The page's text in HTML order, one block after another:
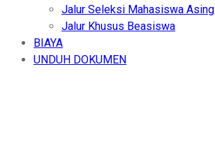
Jalur Seleksi Mahasiswa Asing
Jalur Khusus Beasiswa
BIAYA
UNDUH DOKUMEN